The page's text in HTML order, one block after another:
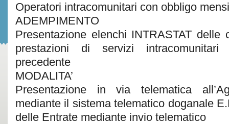
Operatori intracomunitari con obbligo
ADEMPIMENTO
Presentazione elenchi INTRASTAT delle
prestazioni di servizi
precedente
MODALITA’
Presentazione in via telematica
mediante il sistema telematico doganale
delle Entrate mediante invio telematico